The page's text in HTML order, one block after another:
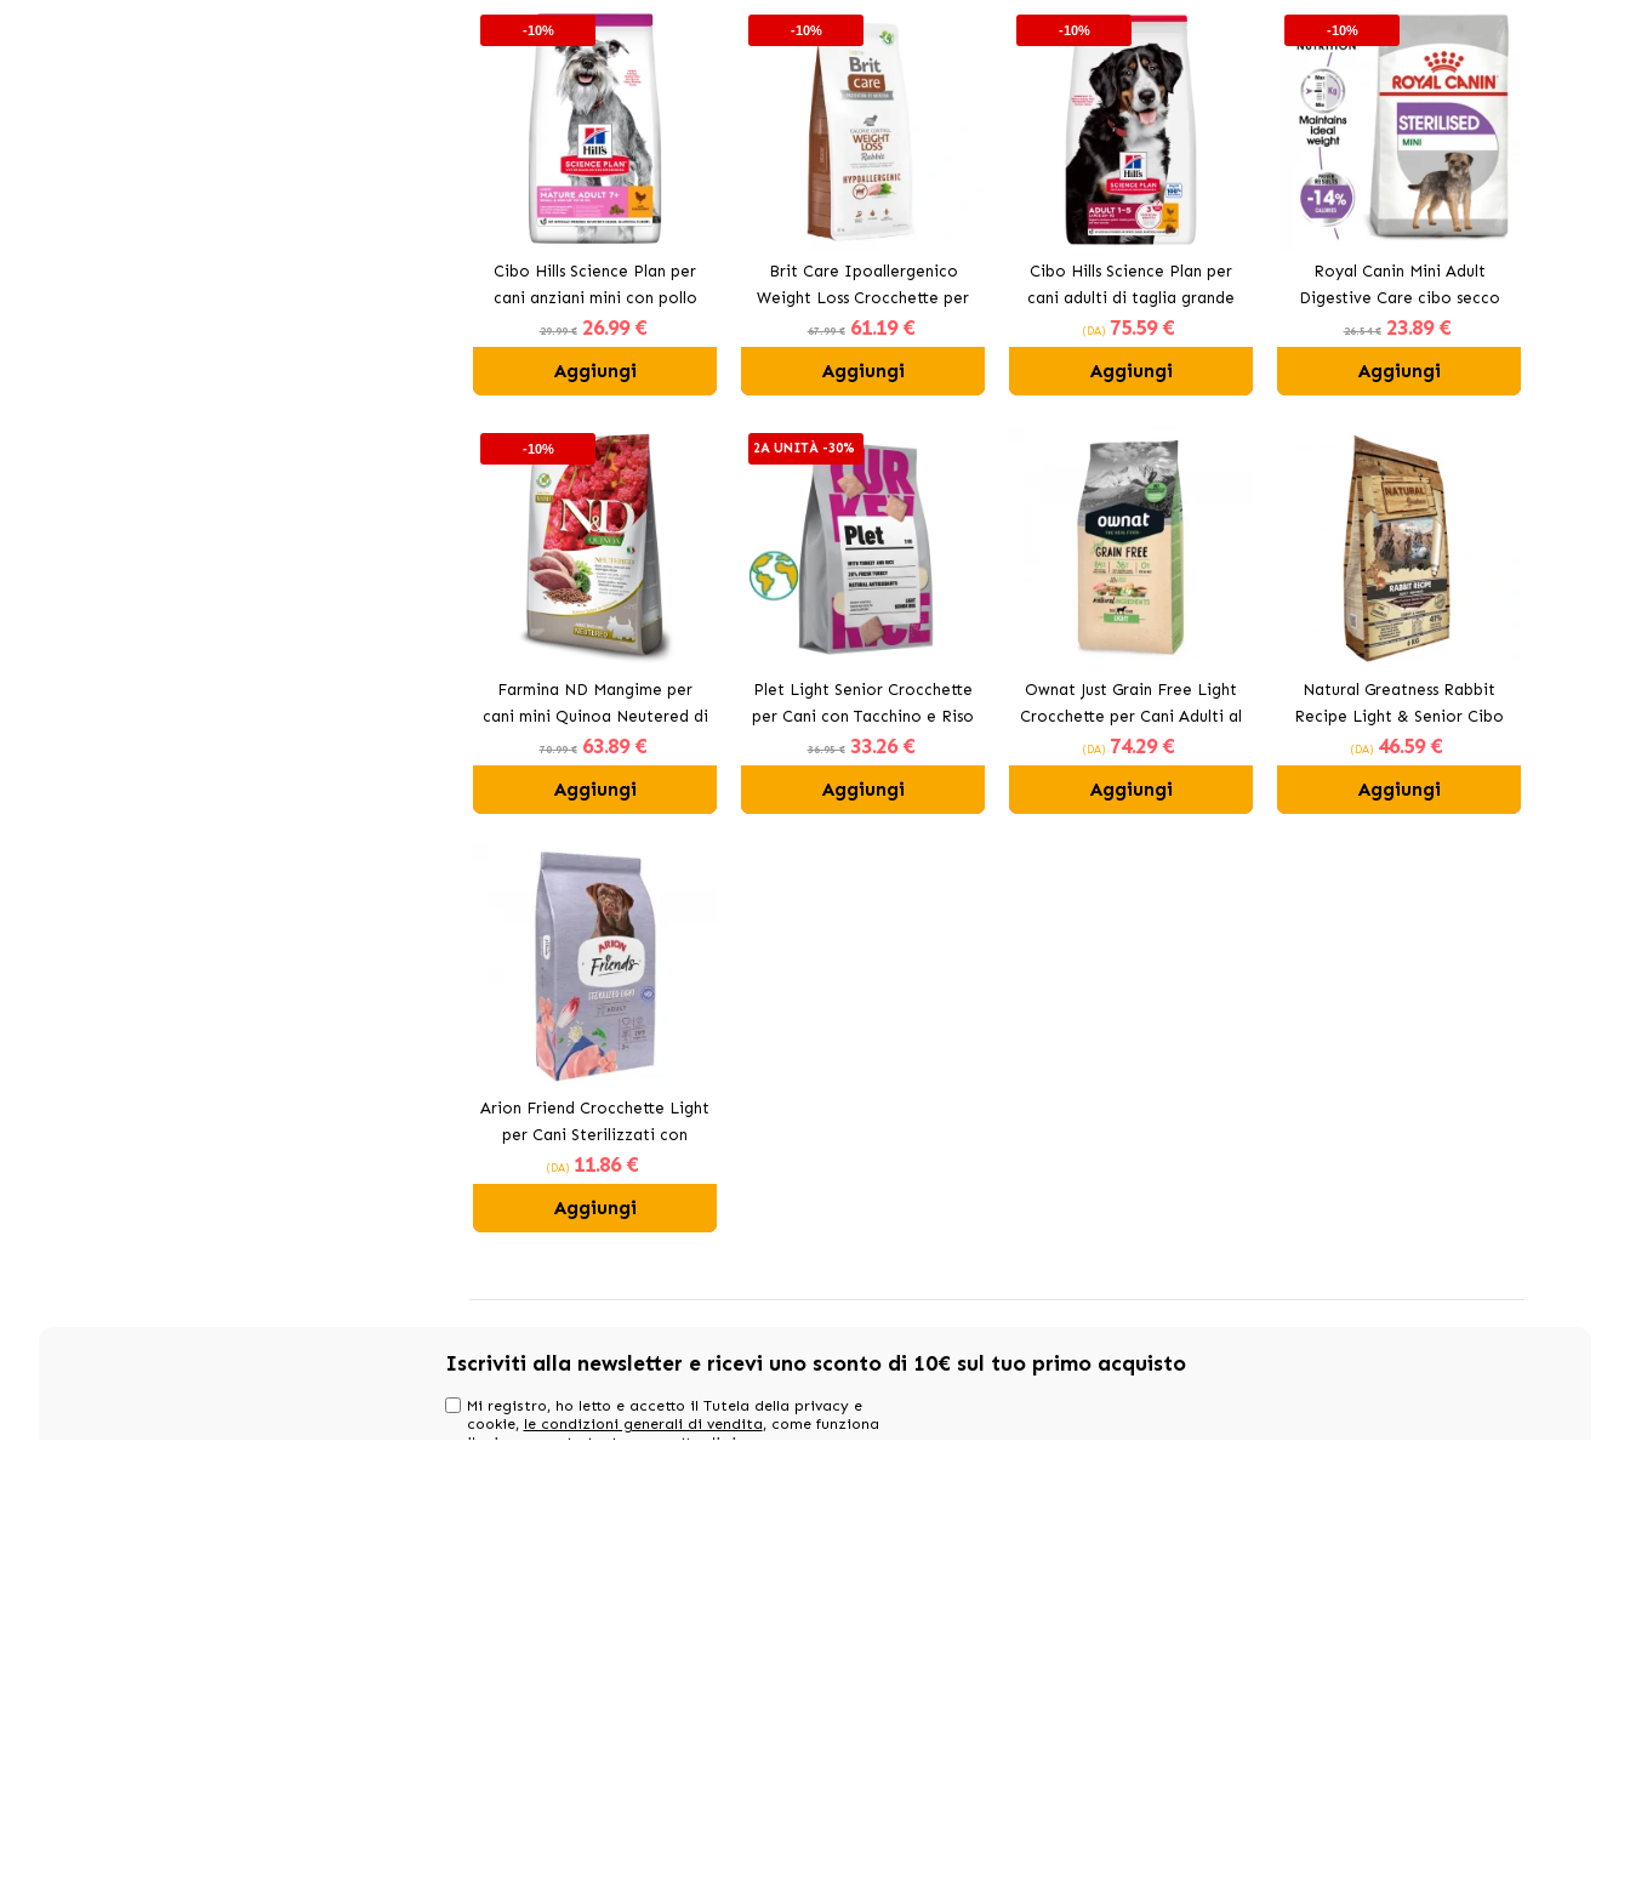
-10%
Cibo Hills Science Plan per
cani anziani mini con pollo
29.99 € 26.99 €
Aggiungi
-10%
Brit Care Ipoallergenico
Weight Loss Crocchette per
Cani con Coniglio
67.99 € 61.19 €
Aggiungi
-10%
Cibo Hills Science Plan per
cani adulti di taglia grande
con pollo
(DA) 75.59 €
Aggiungi
-10%
Royal Canin Mini Adult
Digestive Care cibo secco
per cani di razze piccole
26.54 € 23.89 €
Aggiungi
-10%
Farmina ND Mangime per
cani mini Quinoa Neutered di
anatra
70.99 € 63.89 €
Aggiungi
2A UNITÀ -30%
Plet Light Senior Crocchette
per Cani con Tacchino e Riso
36.95 € 33.26 €
Aggiungi
Ownat Just Grain Free Light
Crocchette per Cani Adulti al
Pollo
(DA) 74.29 €
Aggiungi
Natural Greatness Rabbit
Recipe Light & Senior Cibo
per Cani Mini
(DA) 46.59 €
Aggiungi
Arion Friend Crocchette Light
per Cani Sterilizzati con
Controllo del Peso
(DA) 11.86 €
Aggiungi
Iscriviti alla newsletter e ricevi uno sconto di 10€ sul tuo primo acquisto
Mi registro, ho letto e accetto il Tutela della privacy e
cookie, le condizioni generali di vendita, come funziona
il mio account utente e accetto di ricevere